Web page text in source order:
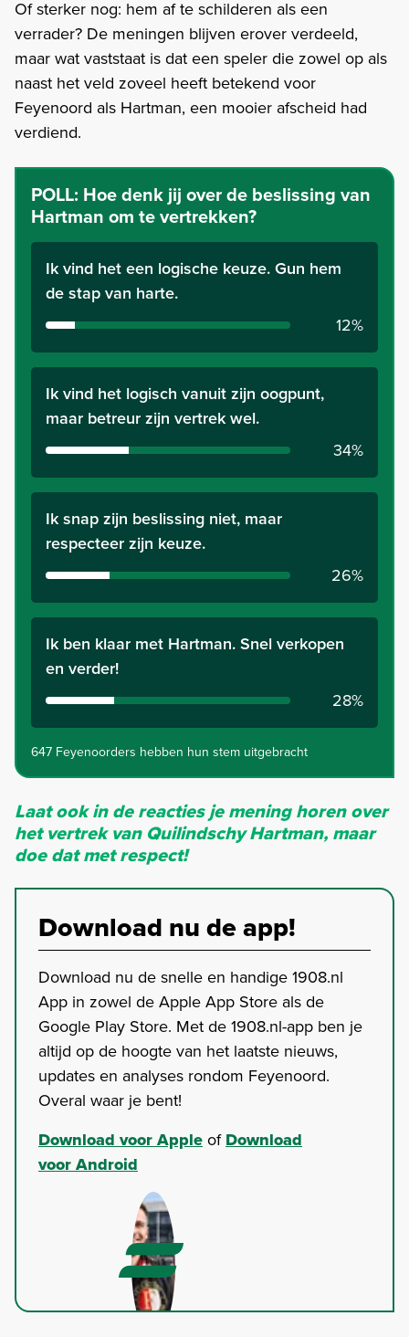
Of sterker nog: hem af te schilderen als een
verrader? De meningen blijven erover verdeeld,
maar wat vaststaat is dat een speler die zowel op als
naast het veld zoveel heeft betekend voor
Feyenoord als Hartman, een mooier afscheid had
verdiend.
POLL: Hoe denk jij over de beslissing van
Hartman om te vertrekken?
Ik vind het een logische keuze. Gun hem
de stap van harte.
12%
Ik vind het logisch vanuit zijn oogpunt,
maar betreur zijn vertrek wel.
34%
Ik snap zijn beslissing niet, maar
respecteer zijn keuze.
26%
Ik ben klaar met Hartman. Snel verkopen
en verder!
28%
647 Feyenoorders hebben hun stem uitgebracht
Laat ook in de reacties je mening horen over
het vertrek van Quilindschy Hartman, maar
doe dat met respect!
Download nu de app!
Download nu de snelle en handige 1908.nl
App in zowel de Apple App Store als de
Google Play Store. Met de 1908.nl-app ben je
altijd op de hoogte van het laatste nieuws,
updates en analyses rondom Feyenoord.
Overal waar je bent!
Download voor AppleofDownload
voor Android